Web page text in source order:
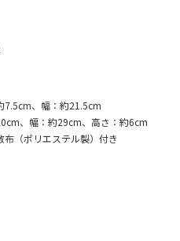
7.5cm、幅：約21.5cm
、幅：約29cm、高さ：約6cm
（ポリエステル製）付き